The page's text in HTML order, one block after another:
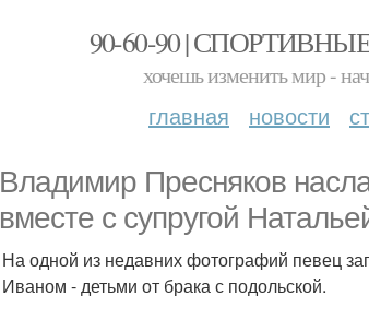
90-60-90 |
хочешь изменить мир -
главная новости
Владимир Пресняков
вместе с супругой
На одной из недавних фотографий певец
Иваном - детьми от брака с подольской.